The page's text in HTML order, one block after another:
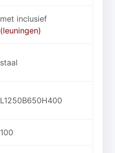
met inclusief
(leuningen)
staal
L1250B650H400
100